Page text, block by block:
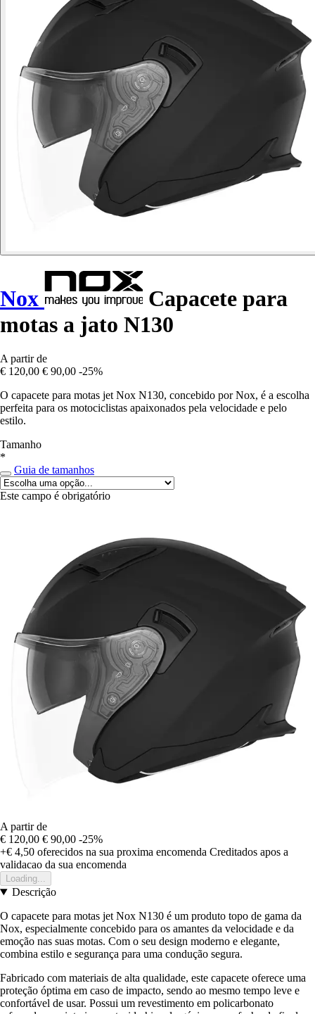
Nox
Capacete para
motas a jato N130
A partir de
€ 120,00 € 90,00 -25%
O capacete para motas jet Nox N130, concebido por Nox, é a escolha
perfeita para os motociclistas apaixonados pela velocidade e pelo
estilo.
Tamanho
*
Guia de tamanhos
Este campo é obrigatório
A partir de
€ 120,00 € 90,00 -25%
+€ 4,50 oferecidos na sua proxima encomenda Creditados apos a
validacao da sua encomenda
Loading...
Descrição
O capacete para motas jet Nox N130 é um produto topo de gama da
Nox, especialmente concebido para os amantes da velocidade e da
emoção nas suas motas. Com o seu design moderno e elegante,
combina estilo e segurança para uma condução segura.
Fabricado com materiais de alta qualidade, este capacete oferece uma
proteção óptima em caso de impacto, sendo ao mesmo tempo leve e
confortável de usar. Possui um revestimento em policarbonato